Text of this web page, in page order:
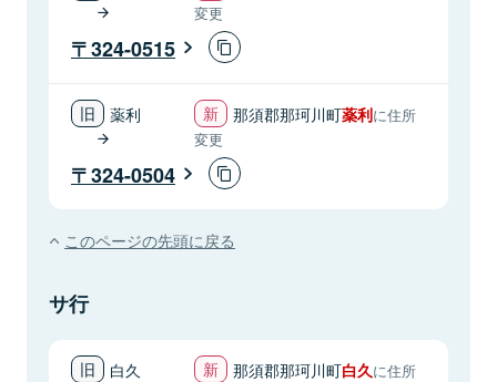
変更
324-0515
薬利 那須郡那珂川町薬利に住所
変更
324-0504
このページの先頭に戻る
サ行
白久 那須郡那珂川町白久に住所